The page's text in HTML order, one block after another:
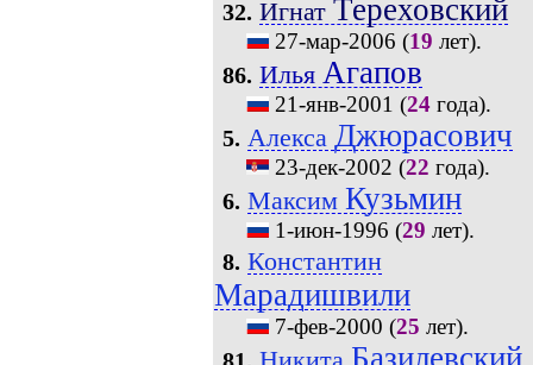
32. Игнат Тереховский
27-мар-2006 (19 лет).
86. Илья Агапов
21-янв-2001 (24года).
5. Алекса Джюрасович
23-дек-2002 (22 года).
6. Максим Кузьмин
1-июн-1996 (29 лет).
8. Константин
Марадишвили
7-фев-2000 (25 лет).
Базилевский